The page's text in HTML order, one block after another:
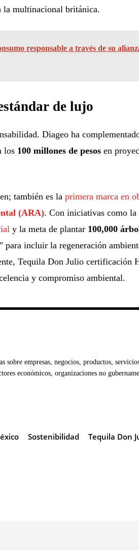
la multinacional británica.
responsable a través de su
de lujo
Diageo ha
los 100 millones de pesosen
también es la primera marca en
(ARA). Con iniciativas como la
y la meta de plantar 100,000
para incluir la regeneración
Tequila Don Julio certificación
y compromiso ambiental.
sobre empresas, negocios, productos,
económicos, organizaciones no
Sostenibilidad Tequila Don